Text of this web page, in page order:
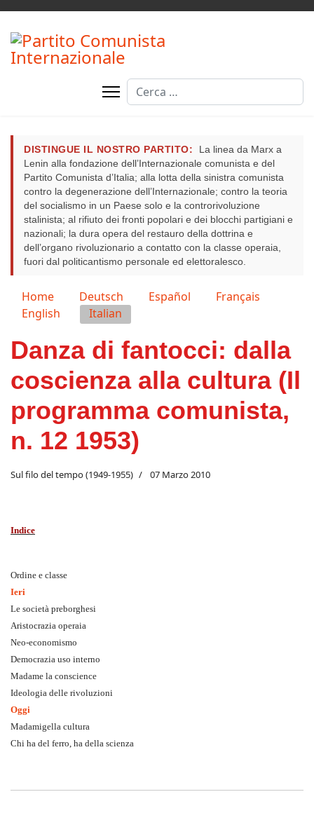
Cerca
DISTINGUE IL NOSTRO PARTITO:
La linea da Marx a
Lenin alla fondazione dell’Internazionale comunista e del
Partito Comunista d’Italia; alla lotta della sinistra comunista
contro la degenerazione dell’Internazionale; contro la teoria
del socialismo in un Paese solo e la controrivoluzione
stalinista; al rifiuto dei fronti popolari e dei blocchi partigiani e
nazionali; la dura opera del restauro della dottrina e
dell’organo rivoluzionario a contatto con la classe operaia,
fuori dal politicantismo personale ed elettoralesco.
Seleziona la tua lingua
Home Deutsch Español
Français
English
Italian
Danza di fantocci: dalla
coscienza alla cultura (Il
programma comunista,
n. 12 1953)
Sul filo del tempo (1949-1955) 07 Marzo 2010
Indice
Ordine e classe
Ieri
Le società preborghesi
Aristocrazia operaia
Neo-economismo
Democrazia uso interno
Madame la conscience
Ideologia delle rivoluzioni
Oggi
Madamigella cultura
Chi ha del ferro, ha della scienza